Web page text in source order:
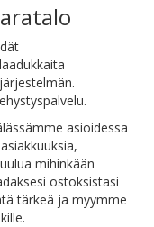
asioidessa
mihinkään
ostoksistasi
tärkeä ja myymme